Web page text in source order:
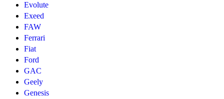
Evolute
Exeed
FAW
Ferrari
Fiat
Ford
GAC
Geely
Genesis